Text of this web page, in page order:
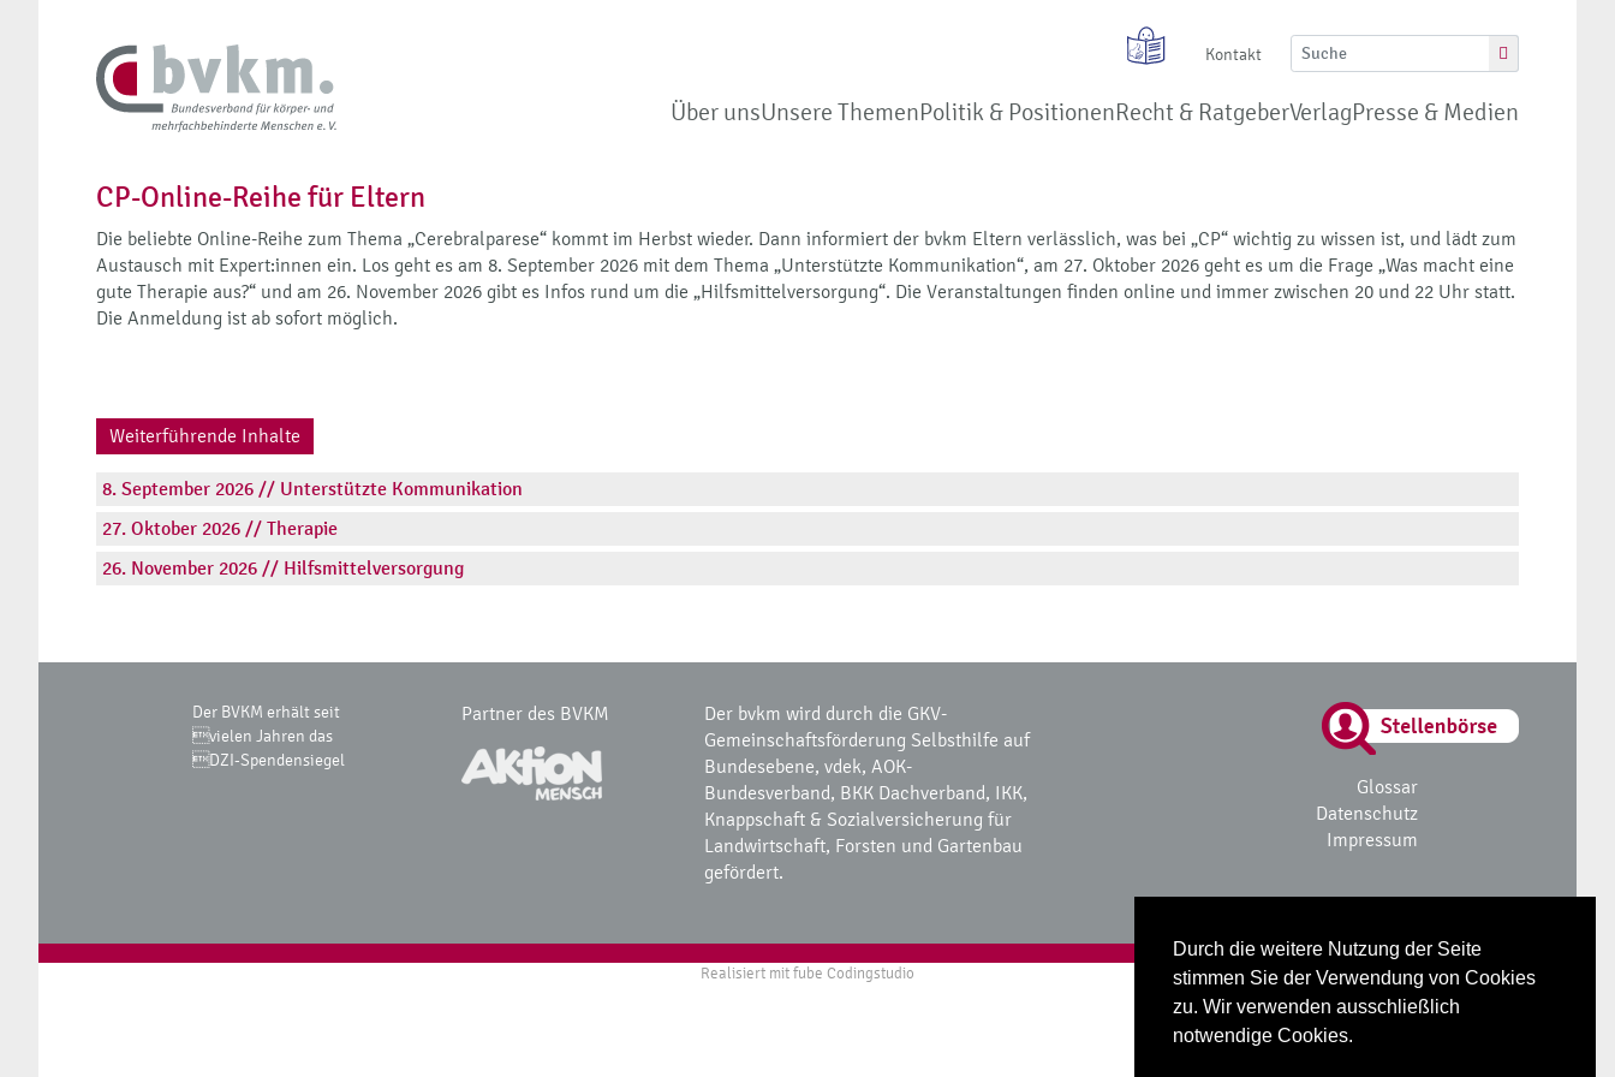
Durch die weitere Nutzung der Seite
stimmen Sie der Verwendung von Cookies
zu. Wir verwenden ausschließlich
notwendige Cookies.
Kontakt
Über unsUnsere ThemenPolitik & PositionenRecht & RatgeberVerlagPresse & Medien
CP-Online-Reihe für Eltern
Die beliebte Online-Reihe zum Thema „Cerebralparese“ kommt im Herbst wieder. Dann informiert der bvkm Eltern verlässlich, was bei „CP“ wichtig zu wissen ist, und lädt zum
Austausch mit Expert:innen ein. Los geht es am 8. September 2026 mit dem Thema „Unterstützte Kommunikation“, am 27. Oktober 2026 geht es um die Frage „Was macht eine
gute Therapie aus?“ und am 26. November 2026 gibt es Infos rund um die „Hilfsmittelversorgung“. Die Veranstaltungen finden online und immer zwischen 20 und 22 Uhr statt.
Die Anmeldung ist ab sofort möglich.
Weiterführende Inhalte
8. September 2026 // Unterstützte Kommunikation
27. Oktober 2026 // Therapie
26. November 2026 // Hilfsmittelversorgung
Der BVKM erhält seit
vielen Jahren das
DZI-Spendensiegel
Partner des BVKM
Der bvkm wird durch die GKV-
Gemeinschaftsförderung Selbsthilfe auf
Bundesebene, vdek, AOK-
Bundesverband, BKK Dachverband, IKK,
Knappschaft & Sozialversicherung für
Landwirtschaft, Forsten und Gartenbau
gefördert.
Glossar
Datenschutz
Impressum
Realisiert mit fube Codingstudio